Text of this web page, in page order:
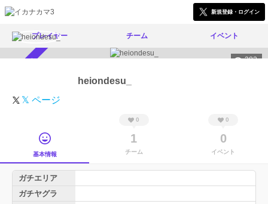
新規登録・ログイン
プレイヤー チーム イベント
382
heiondesu_
𝕏 ページ
基本情報
0
1
チーム
0
0
イベント
ガチエリア
ガチヤグラ